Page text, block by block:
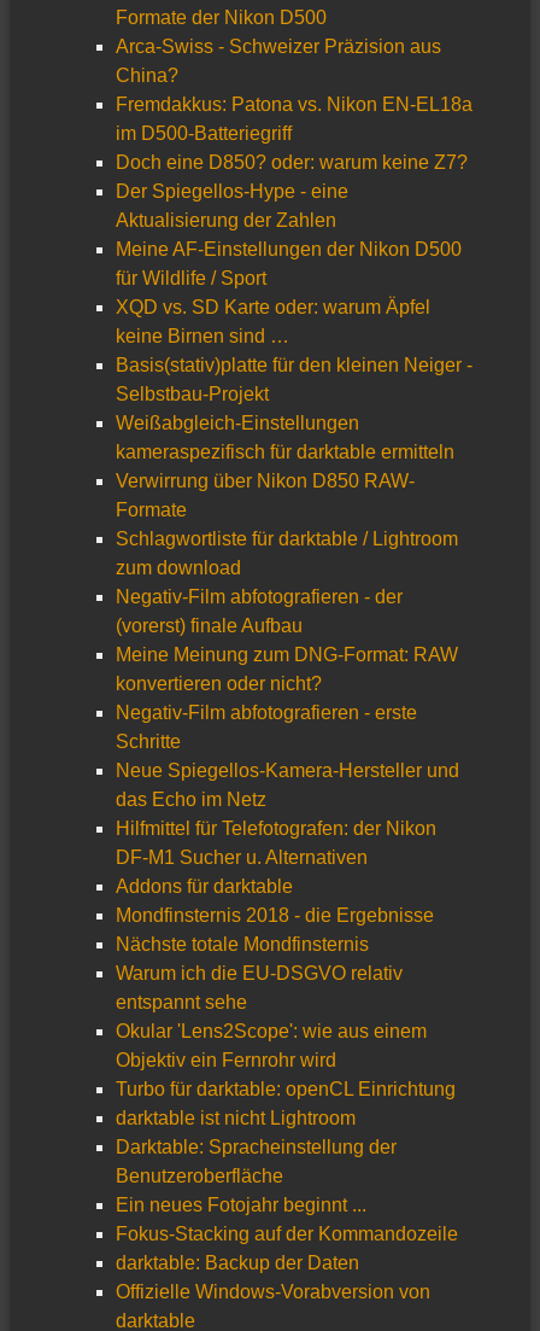
Formate der Nikon D500
Arca-Swiss - Schweizer Präzision aus
China?
Fremdakkus: Patona vs. Nikon EN-EL18a
im D500-Batteriegriff
Doch eine D850? oder: warum keine Z7?
Der Spiegellos-Hype - eine
Aktualisierung der Zahlen
Meine AF-Einstellungen der Nikon D500
für Wildlife / Sport
XQD vs. SD Karte oder: warum Äpfel
keine Birnen sind …
Basis(stativ)platte für den kleinen Neiger -
Selbstbau-Projekt
Weißabgleich-Einstellungen
kameraspezifisch für darktable ermitteln
Verwirrung über Nikon D850 RAW-
Formate
Schlagwortliste für darktable / Lightroom
zum download
Negativ-Film abfotografieren - der
(vorerst) finale Aufbau
Meine Meinung zum DNG-Format: RAW
konvertieren oder nicht?
Negativ-Film abfotografieren - erste
Schritte
Neue Spiegellos-Kamera-Hersteller und
das Echo im Netz
Hilfmittel für Telefotografen: der Nikon
DF-M1 Sucher u. Alternativen
Addons für darktable
Mondfinsternis 2018 - die Ergebnisse
Nächste totale Mondfinsternis
Warum ich die EU-DSGVO relativ
entspannt sehe
Okular 'Lens2Scope': wie aus einem
Objektiv ein Fernrohr wird
Turbo für darktable: openCL Einrichtung
darktable ist nicht Lightroom
Darktable: Spracheinstellung der
Benutzeroberfläche
Ein neues Fotojahr beginnt ...
Fokus-Stacking auf der Kommandozeile
darktable: Backup der Daten
Offizielle Windows-Vorabversion von
darktable